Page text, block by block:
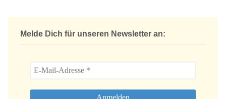
Melde Dich für unseren Newsletter an: